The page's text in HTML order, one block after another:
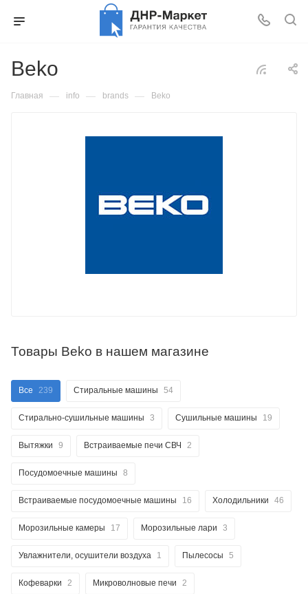
Beko
Главная — info — brands — Beko
Товары Beko в нашем магазине
Все 239 Стиральные машины 54
Стирально-сушильные машины 3 Сушильные машины 19
Вытяжки 9 Встраиваемые печи СВЧ 2
Посудомоечные машины 8
Встраиваемые посудомоечные машины 16 Холодильники 46
Морозильные камеры 17 Морозильные лари 3
Увлажнители, осушители воздуха 1 Пылесосы 5
Кофеварки 2 Микроволновые печи 2